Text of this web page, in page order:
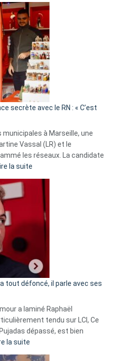
Algérie
secrète avec le RN : « C’est
à Marseille, une
Vassal (LR) et le
les réseaux. La candidate
la suite
d’alliance
secrète
«
C’est
fake
news
»
tout défoncé, il parle avec ses
a laminé Raphaël
tendu sur LCI, Ce
dépassé, est bien
la suite